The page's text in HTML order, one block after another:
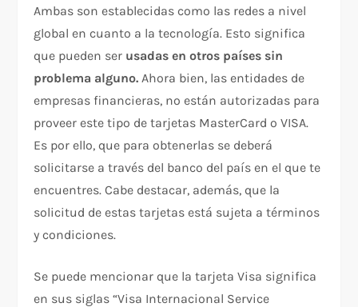
Ambas son establecidas como las redes a nivel
global en cuanto a la tecnología. Esto significa
que pueden ser usadas en otros países sin
problema alguno. Ahora bien, las entidades de
empresas financieras, no están autorizadas para
proveer este tipo de tarjetas MasterCard o VISA.
Es por ello, que para obtenerlas se deberá
solicitarse a través del banco del país en el que te
encuentres. Cabe destacar, además, que la
solicitud de estas tarjetas está sujeta a términos
y condiciones.
Se puede mencionar que la tarjeta Visa significa
en sus siglas “Visa Internacional Service